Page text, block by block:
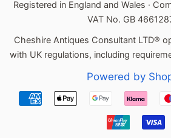
Registered in England and Wales ·
VAT No. GB
Cheshire Antiques Consultant LTD®
with UK regulations, including
Powered by
di